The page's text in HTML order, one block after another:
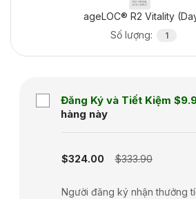
ageLOC® R2 Vitality
Số lượng: 1
Đăng Ký và Tiết Kiệm
hàng này
$324.00 $333.90
Người đăng ký nhận thưởng